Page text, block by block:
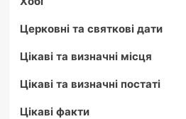
Церковні та святкові дати
Цікаві та визначні місця
Цікаві та визначні постаті
Цікаві факти